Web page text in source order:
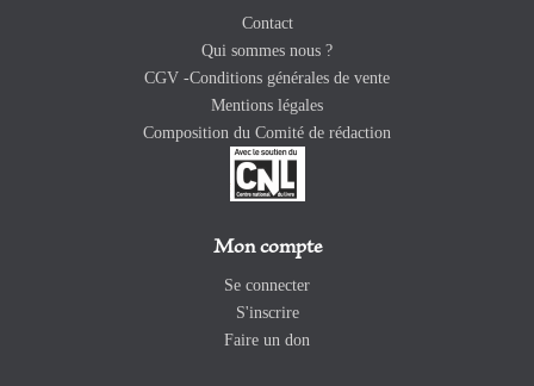
Contact
Qui sommes nous ?
CGV -Conditions générales de vente
Mentions légales
Composition du Comité de rédaction
Mon compte
Se connecter
S'inscrire
Faire un don